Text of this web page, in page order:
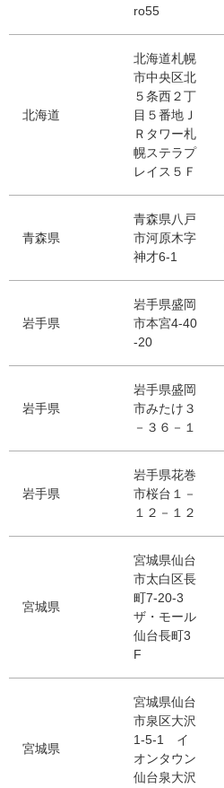
ro55
北海道
北海道札幌
市中央区北
５条西２丁
目５番地Ｊ
Ｒタワー札
幌ステラプ
レイス５Ｆ
青森県
青森県八戸
市河原木字
神才6-1
岩手県
岩手県盛岡
市本宮4-40
-20
岩手県
岩手県盛岡
市みたけ３
－３６－１
岩手県
岩手県花巻
市桜台１－
１２－１２
宮城県
宮城県仙台
市太白区長
町7-20-3
ザ・モール
仙台長町3
F
宮城県
宮城県仙台
市泉区大沢
1-5-1 イ
オンタウン
仙台泉大沢